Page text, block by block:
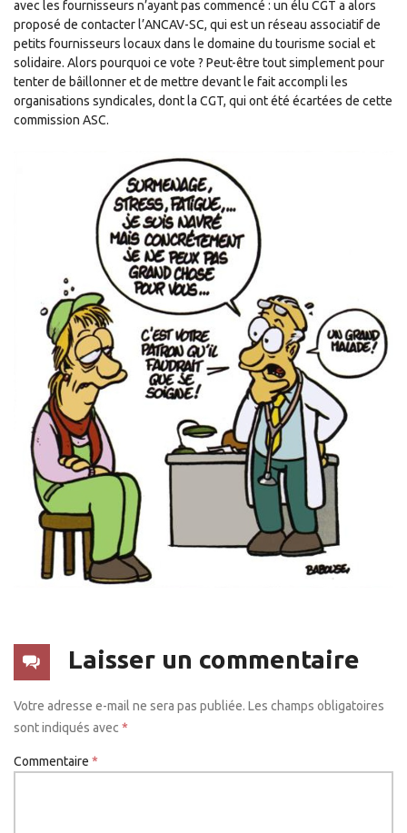
avec les fournisseurs n’ayant pas commencé : un élu CGT a alors
proposé de contacter l’ANCAV-SC, qui est un réseau associatif de
petits fournisseurs locaux dans le domaine du tourisme social et
solidaire. Alors pourquoi ce vote ? Peut-être tout simplement pour
tenter de bâillonner et de mettre devant le fait accompli les
organisations syndicales, dont la CGT, qui ont été écartées de cette
commission ASC.
Laisser un commentaire
Votre adresse e-mail ne sera pas publiée. Les champs obligatoires
sont indiqués avec *
Commentaire *